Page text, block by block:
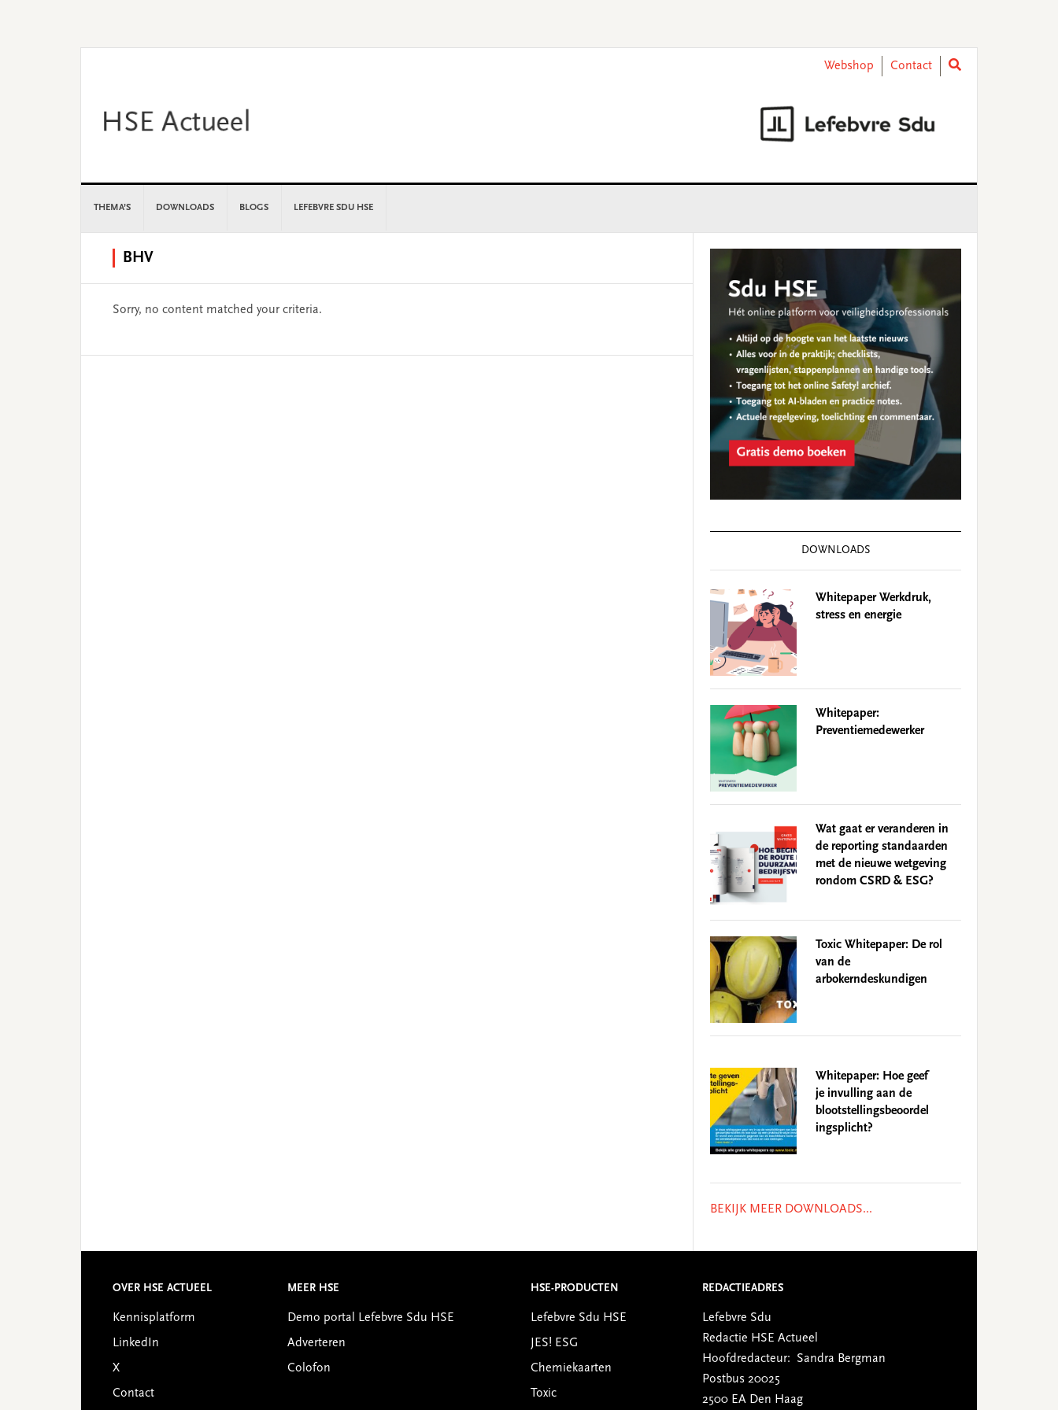
Webshop
Contact
THEMA’S DOWNLOADS BLOGS LEFEBVRE SDU HSE
BHV
Sorry, no content matched your criteria.
Primary
Sidebar
DOWNLOADS
Whitepaper Werkdruk,
stress en energie
Whitepaper:
Preventiemedewerker
Wat gaat er veranderen in
de reporting standaarden
met de nieuwe wetgeving
rondom CSRD & ESG?
Toxic Whitepaper: De rol
van de
arbokerndeskundigen
Whitepaper: Hoe geef
je invulling aan de
blootstellingsbeoordel
ingsplicht?
BEKIJK MEER DOWNLOADS...
Footer
OVER HSE ACTUEEL
Kennisplatform
LinkedIn
X
Contact
MEER HSE
Demo portal Lefebvre Sdu HSE
Adverteren
Colofon
HSE-PRODUCTEN
Lefebvre Sdu HSE
JES! ESG
Chemiekaarten
Toxic
REDACTIEADRES
Lefebvre Sdu
Redactie HSE Actueel
Hoofdredacteur: Sandra Bergman
Postbus 20025
2500 EA Den Haag